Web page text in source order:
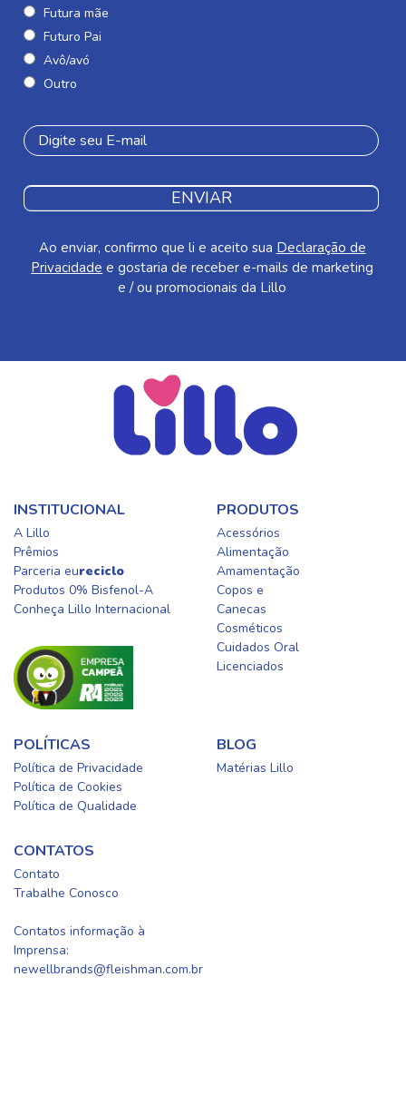
Futura mãe
Futuro Pai
Avô/avó
Outro
ENVIAR
Ao enviar, confirmo que li e aceito sua Declaração de
Privacidade e gostaria de receber e-mails de marketing
e / ou promocionais da Lillo
INSTITUCIONAL
A Lillo
Prêmios
Parceria eureciclo
Produtos 0% Bisfenol-A
Conheça Lillo Internacional
PRODUTOS
Acessórios
Alimentação
Amamentação
Copos e
Canecas
Cosméticos
Cuidados Oral​
Licenciados​
POLÍTICAS
Política de Privacidade
Política de Cookies
Política de Qualidade
BLOG
Matérias Lillo
CONTATOS
Contato
Trabalhe Conosco
Contatos informação à
Imprensa:
newellbrands@fleishman.com.br